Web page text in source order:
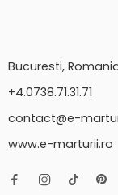
Bucuresti,
+4.0738.71.31.71
contact@e-
www.e-marturii.ro